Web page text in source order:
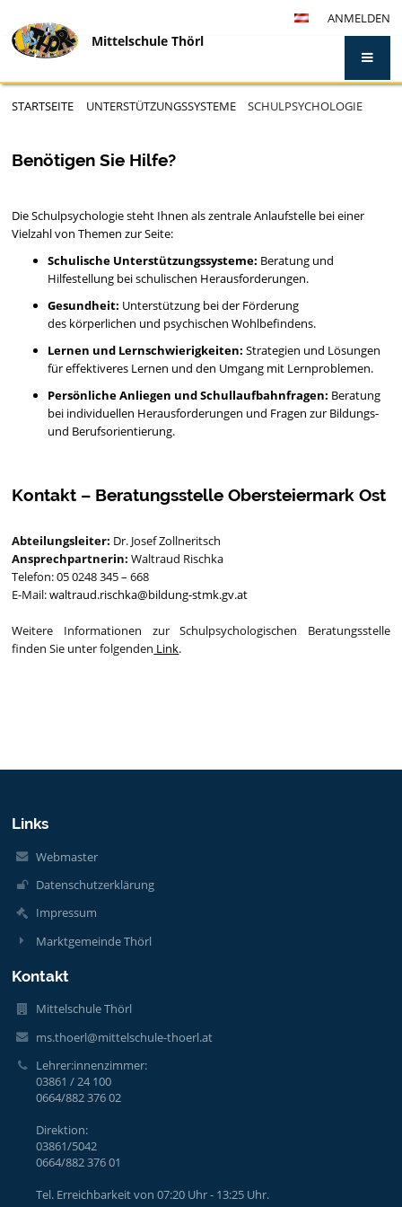
ANMELDEN
Mittelschule Thörl
STARTSEITE UNTERSTÜTZUNGSSYSTEME SCHULPSYCHOLOGIE
Benötigen Sie Hilfe?
Die Schulpsychologie steht Ihnen als zentrale Anlaufstelle bei einer
Vielzahl von Themen zur Seite:
Schulische Unterstützungssysteme: Beratung und
Hilfestellung bei schulischen Herausforderungen.
Gesundheit: Unterstützung bei der Förderung
des körperlichen und psychischen Wohlbefindens.
Lernen und Lernschwierigkeiten: Strategien und Lösungen
für effektiveres Lernen und den Umgang mit Lernproblemen.
Persönliche Anliegen und Schullaufbahnfragen: Beratung
bei individuellen Herausforderungen und Fragen zur Bildungs-
und Berufsorientierung.
Kontakt – Beratungsstelle Obersteiermark Ost
Abteilungsleiter: Dr. Josef Zollneritsch
Ansprechpartnerin: Waltraud Rischka
Telefon: 05 0248 345 – 668
E-Mail:waltraud.rischka@bildung-stmk.gv.at
Weitere Informationen zur Schulpsychologischen Beratungsstelle
finden Sie unter folgenden Link.
Links
Webmaster
Datenschutzerklärung
Impressum
Marktgemeinde Thörl
Kontakt
Mittelschule Thörl
ms.thoerl@mittelschule-thoerl.at
Lehrer:innenzimmer:
03861 / 24 100
0664/882 376 02
Direktion:
03861/5042
0664/882 376 01
Tel. Erreichbarkeit von 07:20 Uhr - 13:25 Uhr.